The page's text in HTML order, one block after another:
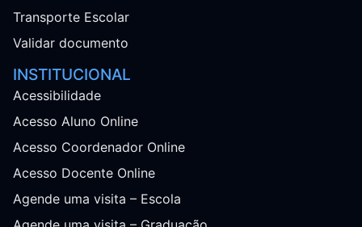
Transporte Escolar
Validar documento
INSTITUCIONAL
Acessibilidade
Acesso Aluno Online
Acesso Coordenador Online
Acesso Docente Online
Agende uma visita – Escola